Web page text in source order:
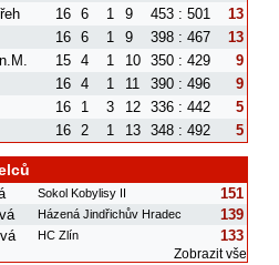
16 6 1 9 453 : 501
13
16 6 1 9 398 : 467
13
15 4 1 10 350 : 429
9
16 4 1 11 390 : 496
9
16 1 3 12 336 : 442
5
16 2 1 13 348 : 492 5
Sokol Kobylisy II
151
Házená Jindřichův Hradec
139
HC Zlín 133
Zobrazit vše